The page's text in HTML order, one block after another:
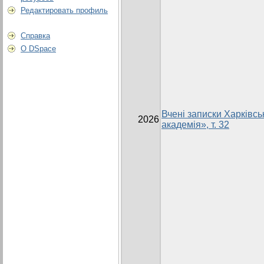
Редактировать профиль
Справка
О DSpace
2026
Вчені записки
академія», т. 32